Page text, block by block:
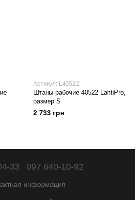
Артикул: L40522
Штаны рабочие 40522 LahtiPro,
размер S
2 733 грн
33 097 640-10-92
информация